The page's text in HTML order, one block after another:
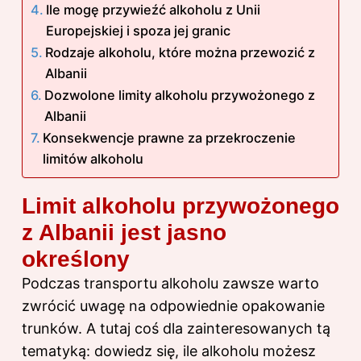
Ile mogę przywieźć alkoholu z Unii
Europejskiej i spoza jej granic
Rodzaje alkoholu, które można przewozić z
Albanii
Dozwolone limity alkoholu przywożonego z
Albanii
Konsekwencje prawne za przekroczenie
limitów alkoholu
Limit alkoholu przywożonego
z Albanii jest jasno
określony
Podczas transportu alkoholu zawsze warto
zwrócić uwagę na odpowiednie opakowanie
trunków. A tutaj coś dla zainteresowanych tą
tematyką: dowiedz się, ile alkoholu możesz